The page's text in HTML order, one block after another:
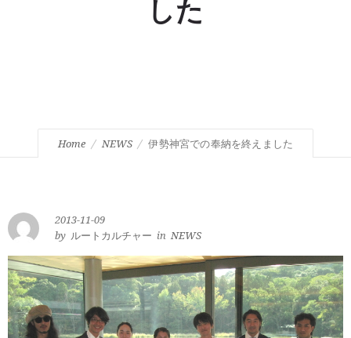
した
Home NEWS 伊勢神宮での奉納を終えました
2013-11-09
by ルートカルチャー in NEWS